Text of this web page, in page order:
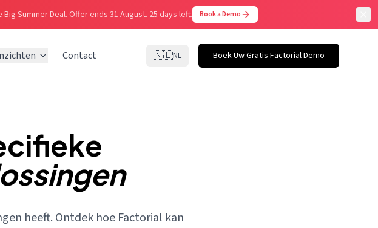
Summer Deal. Offer ends 31 August. 25 days left. Book a Demo
Contact 🇳🇱NL Boek Uw Gratis Factorial Demo
heeft. Ontdek hoe Factorial kan